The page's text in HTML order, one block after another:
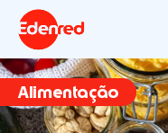
Alimentação